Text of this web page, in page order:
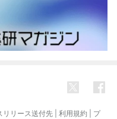
リリース送付先 利用規約
プ